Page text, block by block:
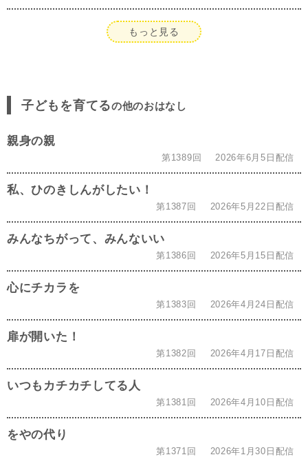
もっと見る
子どもを育てるの他のおはなし
親身の親
第1389回 2026年6月5日配信
私、ひのきしんがしたい！
第1387回 2026年5月22日配信
みんなちがって、みんないい
第1386回 2026年5月15日配信
心にチカラを
第1383回 2026年4月24日配信
扉が開いた！
第1382回 2026年4月17日配信
いつもカチカチしてる人
第1381回 2026年4月10日配信
をやの代り
第1371回 2026年1月30日配信